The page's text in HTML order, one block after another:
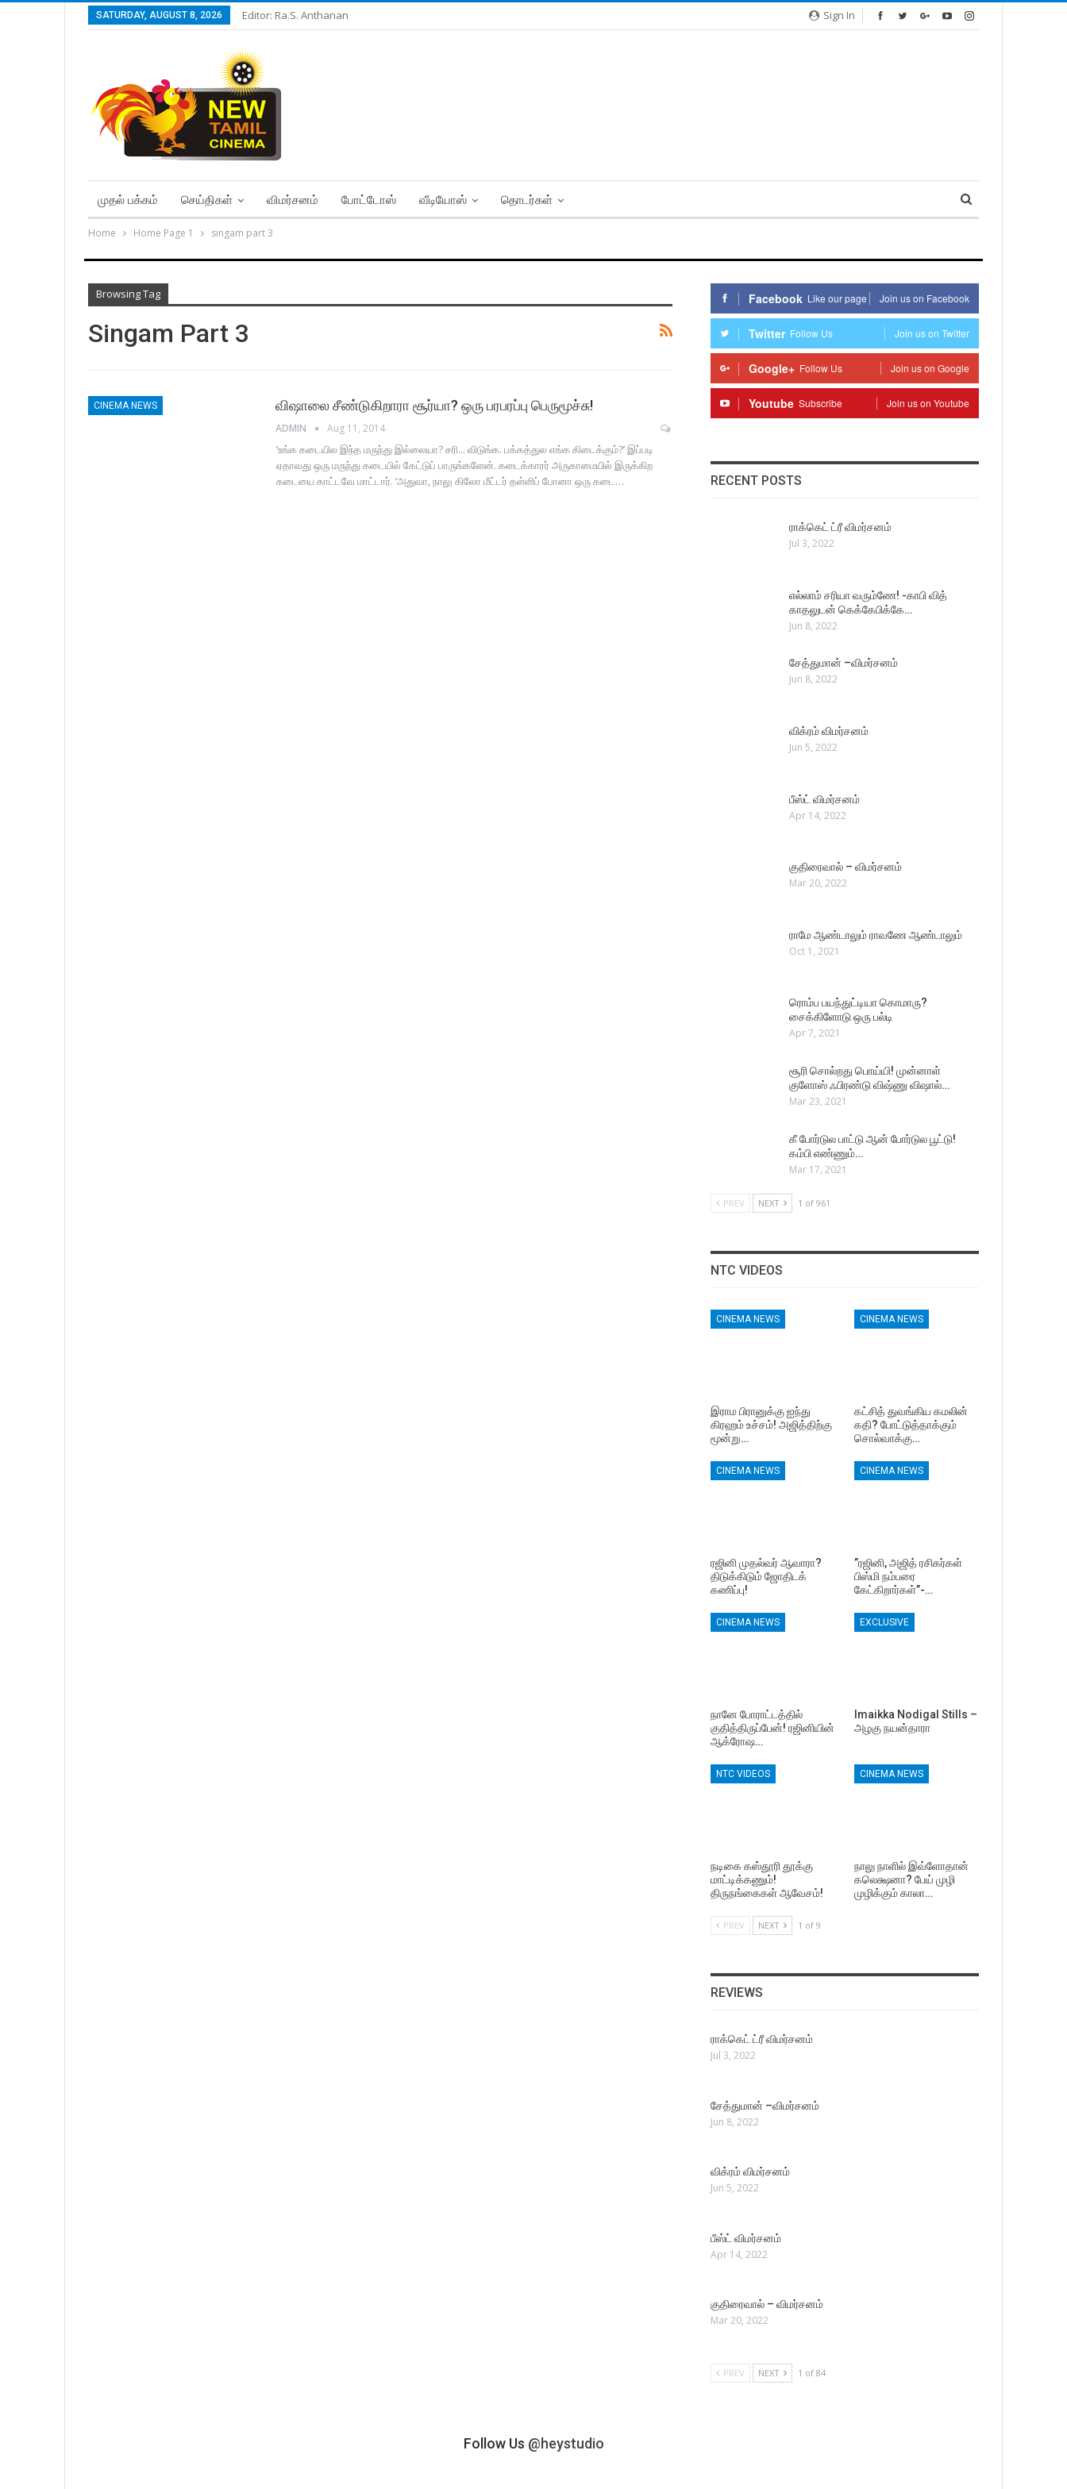
Sign In
SATURDAY, AUGUST 8, 2026 Editor: Ra.S. Anthanan
முதல் பக்கம் செய்திகள் விமர்சனம் போட்டோஸ் வீடியோஸ் தொடர்கள்
Home Home Page 1 singam part 3
Browsing Tag
Singam Part 3
CINEMA NEWS விஷாலை சீண்டுகிறாரா சூர்யா? ஒரு பரபரப்பு பெருமூச்சு!
ADMIN Aug 11, 2014
‘உங்க கடையில இந்த மருந்து இல்லையா? சரி... விடுங்க. பக்கத்துல எங்க கிடைக்கும்?’ இப்படி
ஏதாவது ஒரு மருந்து கடையில் கேட்டுப் பாருங்களேன். கடைக்காரர் அருகாமையில் இருக்கிற
கடையை காட்டவே மாட்டார். ‘அதுவா, நாலு கிலோ மீட்டர் தள்ளிப் போனா ஒரு கடை…
Facebook Like our page Join us on Facebook
Twitter Follow Us Join us on Twitter
Google+ Follow Us Join us on Google
Youtube Subscribe Join us on Youtube
RECENT POSTS
ராக்கெட் ட்ரீ விமர்சனம்
Jul 3, 2022
எல்லாம் சரியா வரும்ணே! -காபி வித்
காதலுடன் கெக்கேபிக்கே…
Jun 8, 2022
சேத்துமான் –விமர்சனம்
Jun 8, 2022
விக்ரம் விமர்சனம்
Jun 5, 2022
பீஸ்ட் விமர்சனம்
Apr 14, 2022
குதிரைவால் – விமர்சனம்
Mar 20, 2022
ராமே ஆண்டாலும் ராவணே ஆண்டாலும்
Oct 1, 2021
ரொம்ப பயந்துட்டியா கொமாரு?
சைக்கிளோடு ஒரு பல்டி
Apr 7, 2021
சூரி சொல்றது பொய்யி! முன்னாள்
குளோஸ் ஃபிரண்டு விஷ்ணு விஷால்…
Mar 23, 2021
கீ போர்டுல பாட்டு ஆன் போர்டுல பூட்டு!
கம்பி எண்ணும்…
Mar 17, 2021
PREV NEXT 1 of 961
NTC VIDEOS
CINEMA NEWS
இராம பிரானுக்கு ஐந்து
கிரஹம் உச்சம்! அஜித்திற்கு
மூன்று…
CINEMA NEWS
கட்சித் துவங்கிய கமலின்
கதி? போட்டுத்தாக்கும்
சொல்வாக்கு…
CINEMA NEWS
ரஜினி முதல்வர் ஆவாரா?
திடுக்கிடும் ஜோதிடக்
கணிப்பு!
CINEMA NEWS
”ரஜினி, அஜித் ரசிகர்கள்
பிஸ்மி நம்பரை
கேட்கிறார்கள்”-…
CINEMA NEWS
நானே போராட்டத்தில்
குதித்திருப்பேன்! ரஜினியின்
ஆக்ரோஷ…
EXCLUSIVE
Imaikka Nodigal Stills –
அழகு நயன்தாரா
NTC VIDEOS
நடிகை கஸ்தூரி தூக்கு
மாட்டிக்கணும்!
திருநங்கைகள் ஆவேசம்!
CINEMA NEWS
நாலு நாளில் இவ்ளோதான்
கலெக்ஷனா? பேய் முழி
முழிக்கும் காலா…
PREV NEXT 1 of 9
REVIEWS
ராக்கெட் ட்ரீ விமர்சனம்
Jul 3, 2022
சேத்துமான் –விமர்சனம்
Jun 8, 2022
விக்ரம் விமர்சனம்
Jun 5, 2022
பீஸ்ட் விமர்சனம்
Apr 14, 2022
குதிரைவால் – விமர்சனம்
Mar 20, 2022
PREV NEXT 1 of 84
Follow Us @heystudio